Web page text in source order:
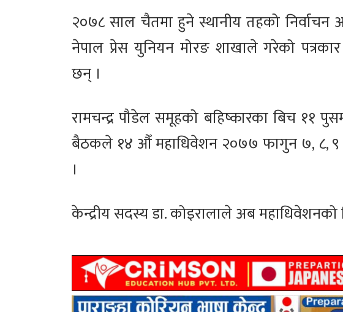
२०७८ साल चैतमा हुने स्थानीय तहको निर्वाचन
नेपाल प्रेस युनियन मोरङ शाखाले गरेको
छन् ।
रामचन्द्र पौडेल समूहको बहिष्कारका बिच ११
बैठकले १४ औँ महाधिवेशन २०७७ फागुन ७, ८, ९ र
।
केन्द्रीय सदस्य डा. कोइरालाले अब महाधिवेशनको